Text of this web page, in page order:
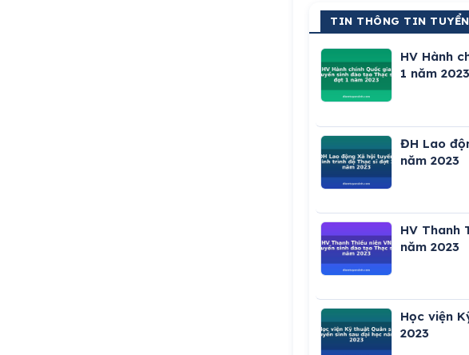
TIN THÔNG TIN
HV Hành
1 năm 2023
ĐH Lao
năm 2023
HV Thanh
năm 2023
Học viện
2023